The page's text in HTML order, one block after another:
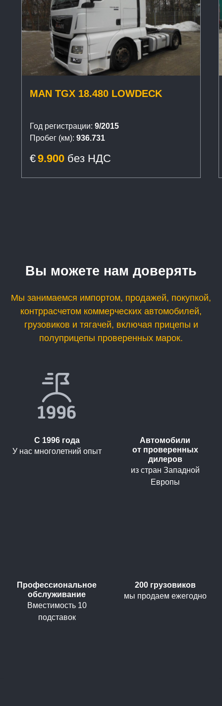
MAN TGX 18.480 LOWDECK
Год регистрации: 9/2015
Пробег (км): 936.731
€9.900 без НДС
Вы можете нам доверять
Мы занимаемся импортом, продажей, покупкой,
контррасчетом коммерческих автомобилей,
грузовиков и тягачей, включая прицепы и
полуприцепы проверенных марок.
С 1996 года
У нас многолетний опыт
Автомобили
от проверенных
дилеров
из стран Западной
Европы
Профессиональное
обслуживание
Вместимость 10
подставок
200 грузовиков
мы продаем ежегодно